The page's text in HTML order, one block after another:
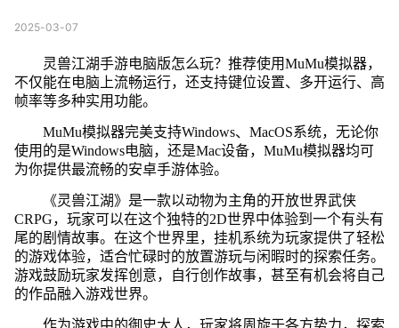
2025-03-07
灵兽江湖手游电脑版怎么玩？推荐使用MuMu模拟器，
不仅能在电脑上流畅运行，还支持键位设置、多开运行、高
帧率等多种实用功能。
MuMu模拟器完美支持Windows、MacOS系统，无论你
使用的是Windows电脑，还是Mac设备，MuMu模拟器均可
为你提供最流畅的安卓手游体验。
《灵兽江湖》是一款以动物为主角的开放世界武侠
CRPG，玩家可以在这个独特的2D世界中体验到一个有头有
尾的剧情故事。在这个世界里，挂机系统为玩家提供了轻松
的游戏体验，适合忙碌时的放置游玩与闲暇时的探索任务。
游戏鼓励玩家发挥创意，自行创作故事，甚至有机会将自己
的作品融入游戏世界。
作为游戏中的御史大人，玩家将周旋于各方势力，探索